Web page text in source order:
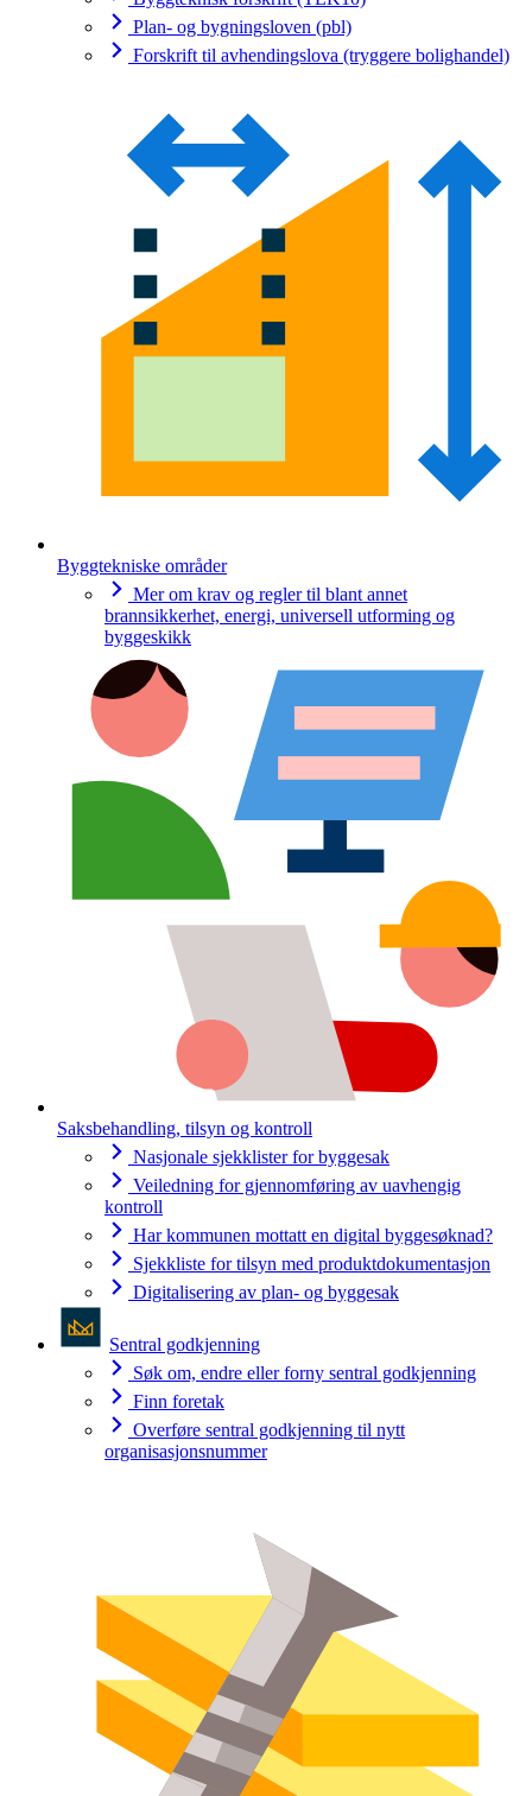
Plan- og bygningsloven (pbl)
Forskrift til avhendingslova (tryggere bolighandel)
Byggtekniske områder
Mer om krav og regler til blant annet
brannsikkerhet, energi, universell utforming og
byggeskikk
Saksbehandling, tilsyn og kontroll
Nasjonale sjekklister for byggesak
Veiledning for gjennomføring av uavhengig
kontroll
Har kommunen mottatt en digital byggesøknad?
Sjekkliste for tilsyn med produktdokumentasjon
Digitalisering av plan- og byggesak
Sentral godkjenning
Søk om, endre eller forny sentral godkjenning
Finn foretak
Overføre sentral godkjenning til nytt
organisasjonsnummer